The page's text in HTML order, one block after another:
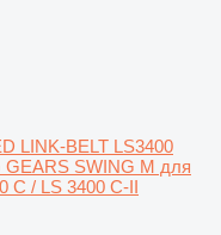
LINK-BELT LS3400
GEARS SWING M для
C / LS 3400 C-II